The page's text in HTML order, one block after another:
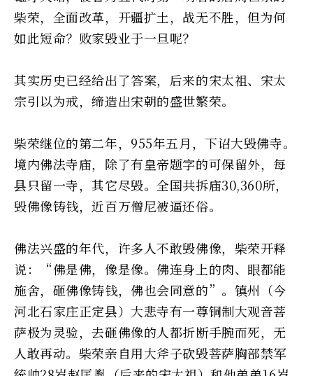
柴荣，全面改革，开疆扩土，战无不胜，但为何
如此短命？败家毁业于一旦呢？
其实历史已经给出了答案，后来的宋太祖、宋太
宗引以为戒，缔造出宋朝的盛世繁荣。
柴荣继位的第二年，955年五月，下诏大毁佛寺。
境内佛法寺庙，除了有皇帝题字的可保留外，每
县只留一寺，其它尽毁。全国共拆庙30,360所，
毁佛像铸钱，近百万僧尼被逼还俗。
佛法兴盛的年代，许多人不敢毁佛像，柴荣开释
说：“佛是佛，像是像。佛连身上的肉、眼都能
施舍，砸佛像铸钱，佛也会同意的”。镇州（今
河北石家庄正定县）大悲寺有一尊铜制大观音菩
萨极为灵验，去砸佛像的人都折断手腕而死，无
人敢再动。柴荣亲自用大斧子砍毁菩萨胸部――禁军